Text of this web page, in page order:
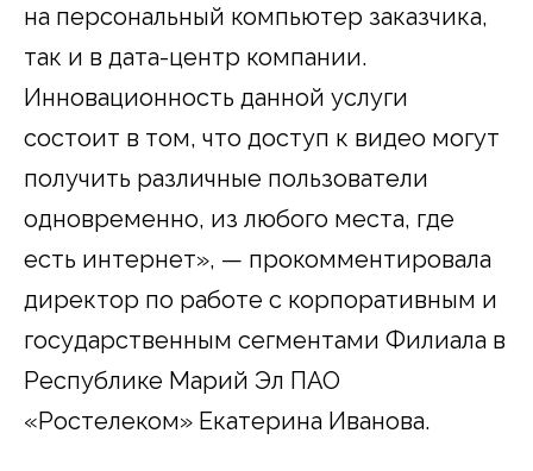
на персональный компьютер заказчика,
так и в дата-центр компании.
Инновационность данной услуги
состоит в том, что доступ к видео могут
получить различные пользователи
одновременно, из любого места, где
есть интернет», — прокомментировала
директор по работе с корпоративным и
государственным сегментами Филиала в
Республике Марий Эл ПАО
«Ростелеком» Екатерина Иванова.